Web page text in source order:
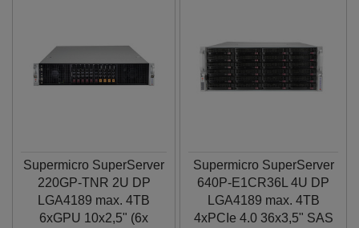
Supermicro SuperServer
220GP-TNR 2U DP
LGA4189 max. 4TB
6xGPU 10x2,5" (6x
Supermicro SuperServer
640P-E1CR36L 4U DP
LGA4189 max. 4TB
4xPCIe 4.0 36x3,5" SAS